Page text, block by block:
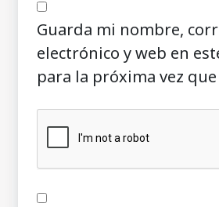
Guarda mi nombre,
electrónico y web en
para la próxima vez